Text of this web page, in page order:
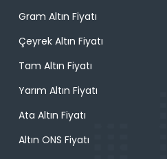
Gram Altın Fiyatı
Çeyrek Altın Fiyatı
Tam Altın Fiyatı
Yarım Altın Fiyatı
Ata Altın Fiyatı
Altın ONS Fiyatı